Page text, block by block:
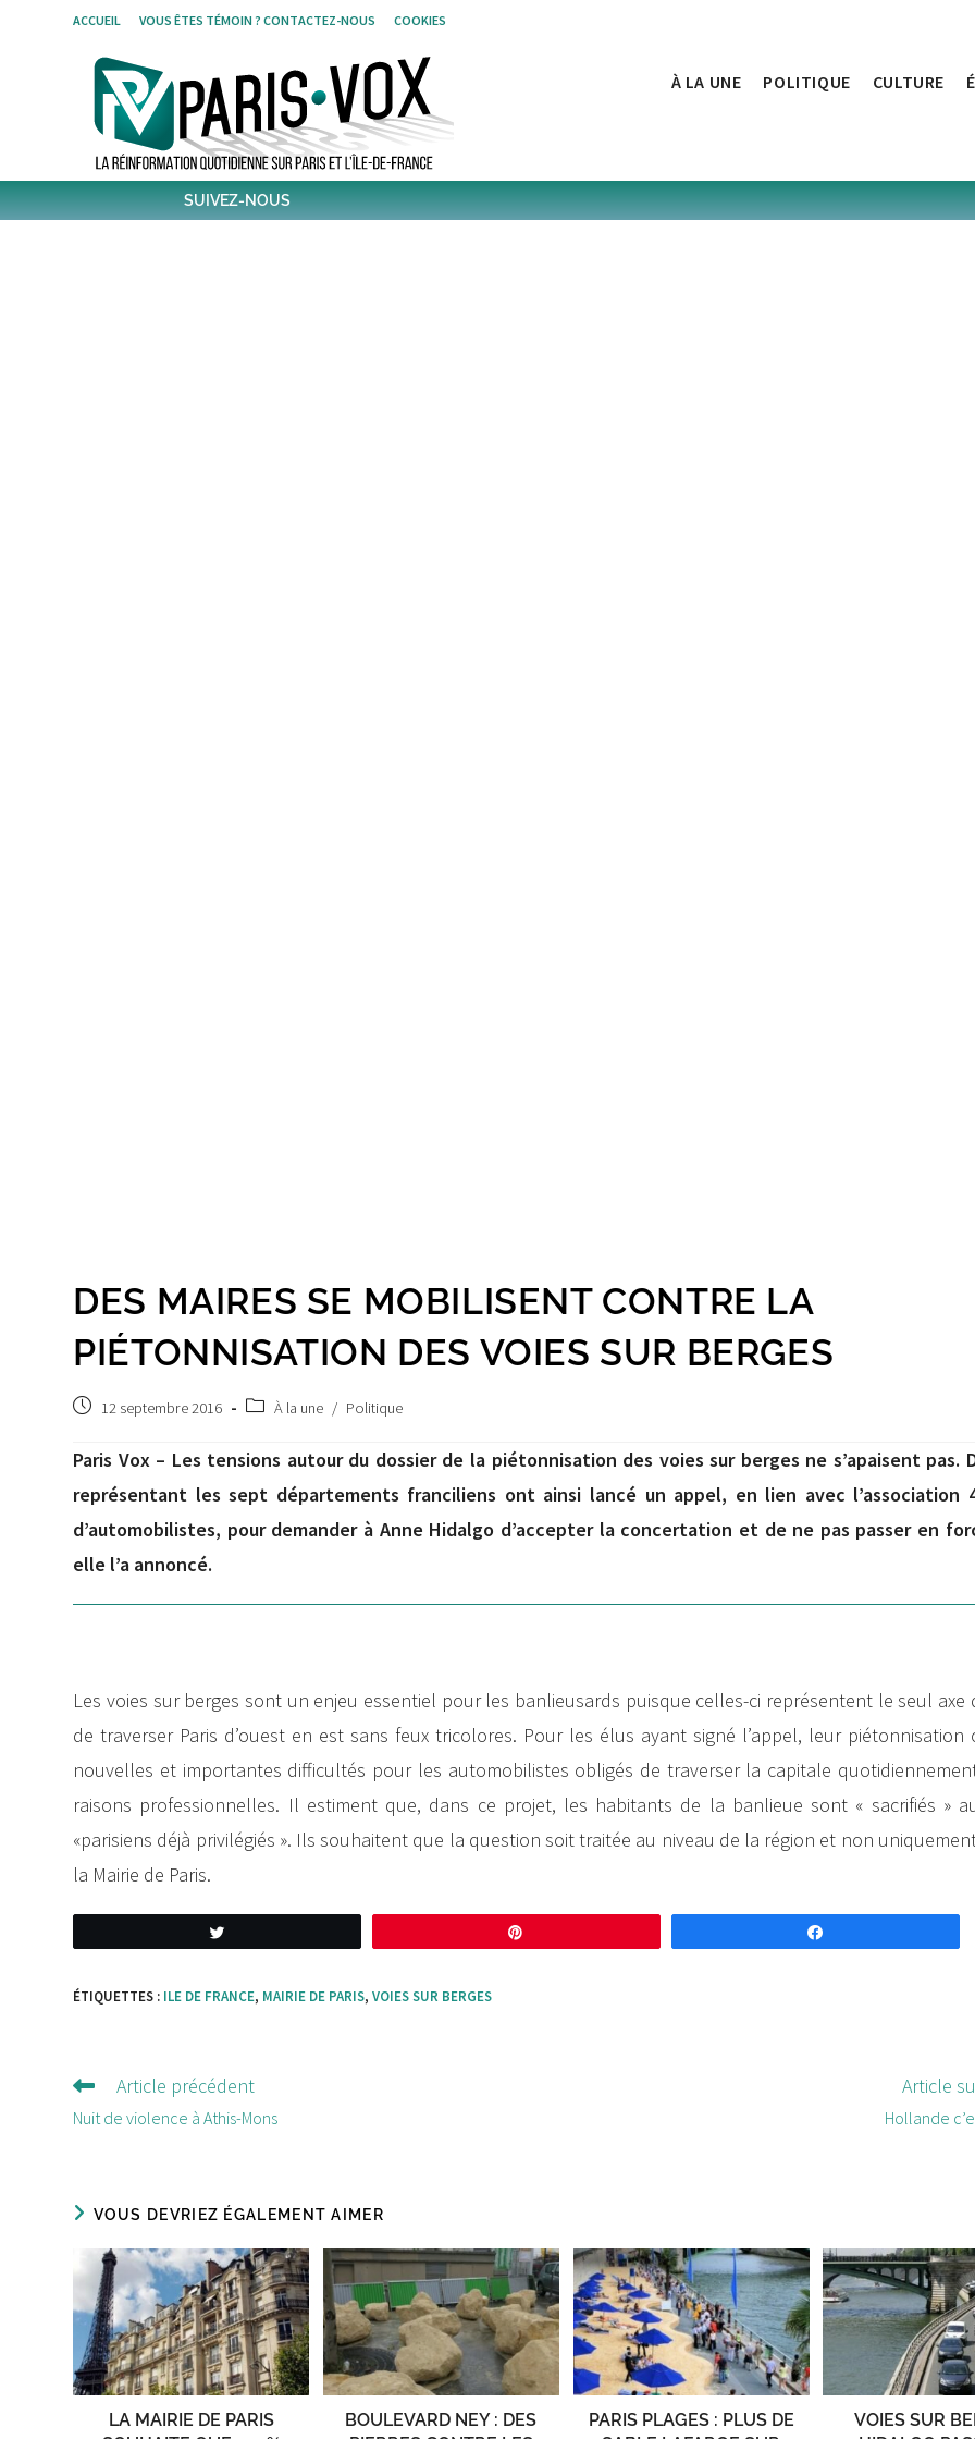
ACCUEIL VOUS ÊTES TÉMOIN ? CONTACTEZ-NOUS COOKIES
À LA UNE POLITIQUE CULTURE
SUIVEZ-NOUS
DES MAIRES SE MOBILISENT CONTRE LA
PIÉTONNISATION DES VOIES SUR BERGES
Post12 septembre 2016
PostÀ la une / Politique
Paris Vox – Les tensions autour du dossier de la piétonnisation des voies sur berges ne s’apaisent pas.
représentant les sept départements franciliens ont ainsi lancé un appel, en lien avec l’association
d’automobilistes, pour demander à Anne Hidalgo d’accepter la concertation et de ne pas passer en
elle l’a annoncé.
Les voies sur berges sont un enjeu essentiel pour les banlieusards puisque celles-ci représentent le seul axe
de traverser Paris d’ouest en est sans feux tricolores. Pour les élus ayant signé l’appel, leur piétonnisation
nouvelles et importantes difficultés pour les automobilistes obligés de traverser la capitale
raisons professionnelles. Il estiment que, dans ce projet, les habitants de la banlieue sont « sacrifiés »
«parisiens déjà privilégiés ». Ils souhaitent que la question soit traitée au niveau de la région et non
la Mairie de Paris.
ÉTIQUETTES : ILE DE FRANCE, MAIRIE DE PARIS, VOIES SUR BERGES
Lire
d'autres
Article précédent
Nuit de violence à Athis-Mons
Article
Hollande
VOUS DEVRIEZ ÉGALEMENT AIMER
LA MAIRIE DE PARIS
BOULEVARD NEY : DES
PARIS PLAGES : PLUS DE
VOIES SUR